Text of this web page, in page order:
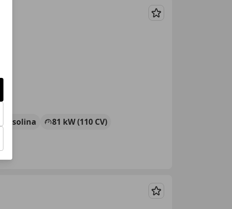
Guardar
Gasolina
81 kW (110 CV)
Guardar